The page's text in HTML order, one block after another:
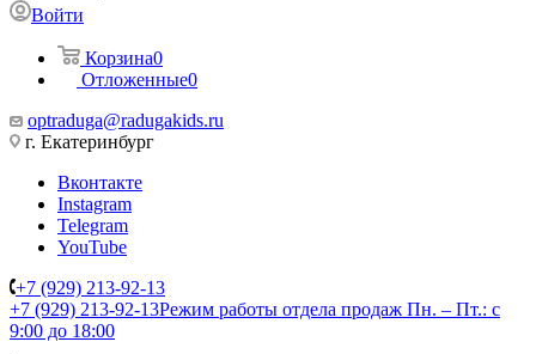
Войти
Корзина0
Отложенные0
optraduga@radugakids.ru
г. Екатеринбург
Вконтакте
Instagram
Telegram
YouTube
+7 (929) 213-92-13
+7 (929) 213-92-13Режим работы отдела продаж Пн. – Пт.: с
9:00 до 18:00